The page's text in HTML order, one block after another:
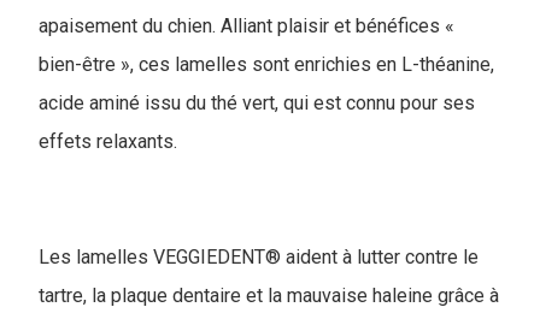
apaisement du chien. Alliant plaisir et bénéfices «
bien-être », ces lamelles sont enrichies en L-théanine,
acide aminé issu du thé vert, qui est connu pour ses
effets relaxants.
Les lamelles VEGGIEDENT® aident à lutter contre le
tartre, la plaque dentaire et la mauvaise haleine grâce à